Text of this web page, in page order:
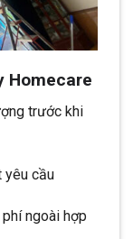
Homecare
trước khi
yêu cầu
ngoài hợp